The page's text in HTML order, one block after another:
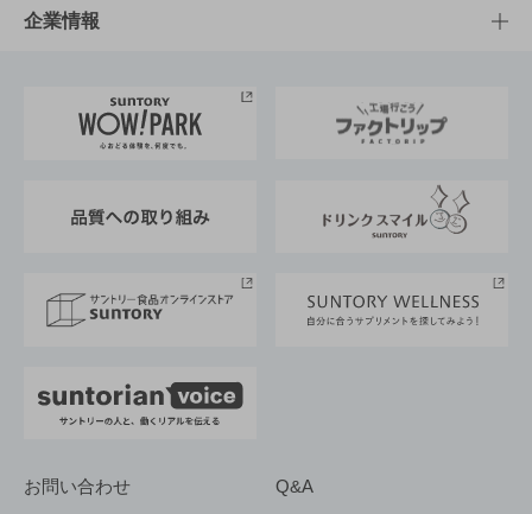
栄養成分一覧
工場見学
地域情報
サントリーホール
サントリーサンバーズ大阪
サステナビリティTOP
サントリーが考えるサステナビリティ経営
企業情報
企業概要
採用情報
お問い合わせ Q&A